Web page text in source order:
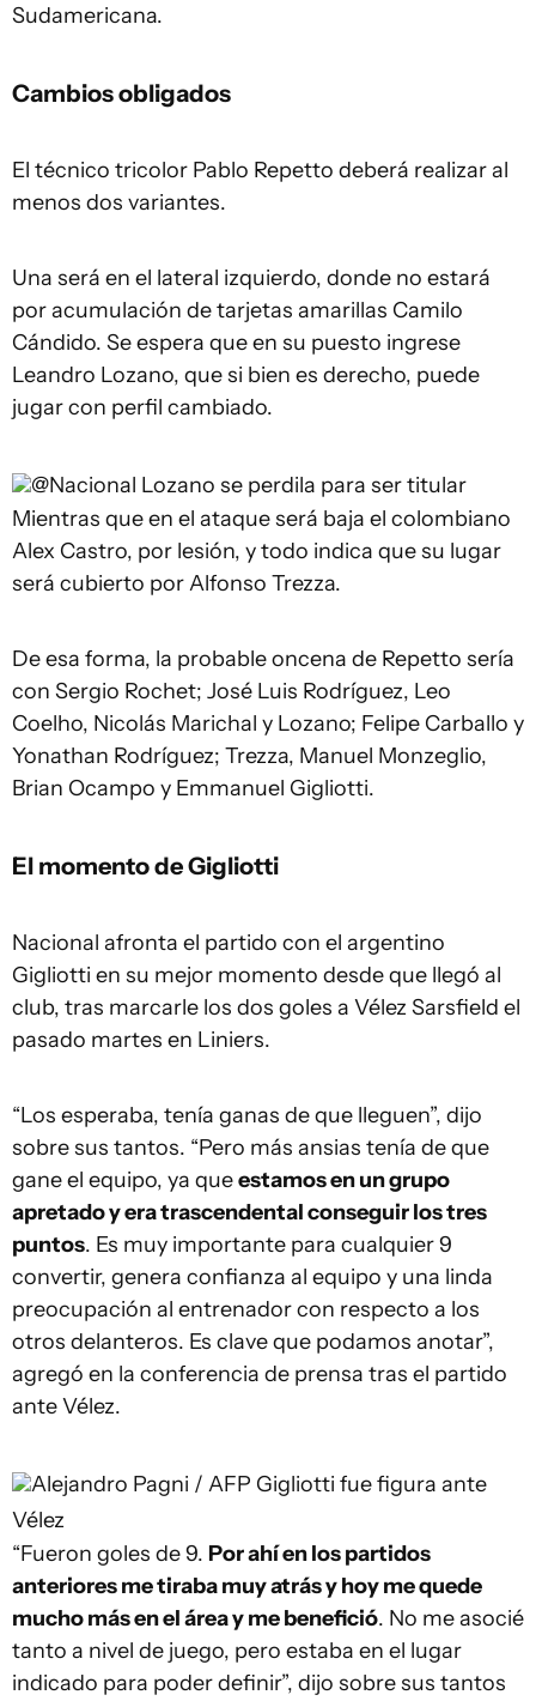
Sudamericana.
Cambios obligados
El técnico tricolor Pablo Repetto deberá realizar al
menos dos variantes.
Una será en el lateral izquierdo, donde no estará
por acumulación de tarjetas amarillas Camilo
Cándido. Se espera que en su puesto ingrese
Leandro Lozano, que si bien es derecho, puede
jugar con perfil cambiado.
@Nacional Lozano se perdila para ser titular
Mientras que en el ataque será baja el colombiano
Alex Castro, por lesión, y todo indica que su lugar
será cubierto por Alfonso Trezza.
De esa forma, la probable oncena de Repetto sería
con Sergio Rochet; José Luis Rodríguez, Leo
Coelho, Nicolás Marichal y Lozano; Felipe Carballo y
Yonathan Rodríguez; Trezza, Manuel Monzeglio,
Brian Ocampo y Emmanuel Gigliotti.
El momento de Gigliotti
Nacional afronta el partido con el argentino
Gigliotti en su mejor momento desde que llegó al
club, tras marcarle los dos goles a Vélez Sarsfield el
pasado martes en Liniers.
“Los esperaba, tenía ganas de que lleguen”, dijo
sobre sus tantos. “Pero más ansias tenía de que
gane el equipo, ya queestamos en un grupo
apretado y era trascendental conseguir los tres
puntos. Es muy importante para cualquier 9
convertir, genera confianza al equipo y una linda
preocupación al entrenador con respecto a los
otros delanteros. Es clave que podamos anotar”,
agregó en la conferencia de prensa tras el partido
ante Vélez.
Alejandro Pagni / AFP Gigliotti fue figura ante
Vélez
“Fueron goles de 9. Por ahí en los partidos
anteriores me tiraba muy atrás y hoy me quede
mucho más en el área y me benefició. No me asocié
tanto a nivel de juego, pero estaba en el lugar
indicado para poder definir”, dijo sobre sus tantos